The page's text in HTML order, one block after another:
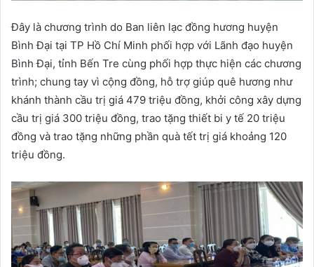
Đây là chương trình do Ban liên lạc đồng hương huyện
Bình Đại tại TP Hồ Chí Minh phối hợp với Lãnh đạo huyện
Bình Đại, tỉnh Bến Tre cùng phối hợp thực hiện các chương
trình; chung tay vì cộng đồng, hỗ trợ giúp quê hương như
khánh thành cầu trị giá 479 triệu đồng, khởi công xây dựng
cầu trị giá 300 triệu đồng, trao tặng thiết bi y tế 20 triệu
đồng và trao tặng những phần quà tết trị giá khoảng 120
triệu đồng.